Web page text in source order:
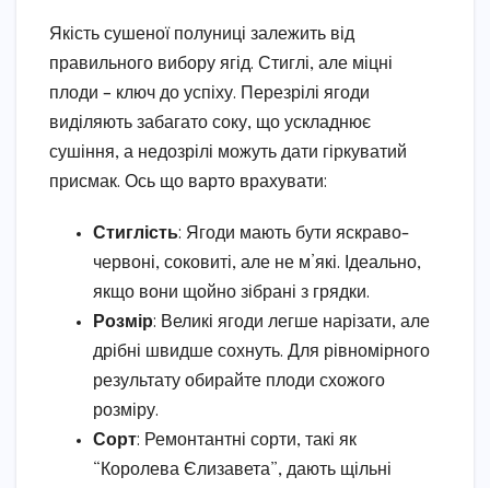
Якість сушеної полуниці залежить від
правильного вибору ягід. Стиглі, але міцні
плоди – ключ до успіху. Перезрілі ягоди
виділяють забагато соку, що ускладнює
сушіння, а недозрілі можуть дати гіркуватий
присмак. Ось що варто врахувати:
Стиглість: Ягоди мають бути яскраво-
червоні, соковиті, але не м’які. Ідеально,
якщо вони щойно зібрані з грядки.
Розмір: Великі ягоди легше нарізати, але
дрібні швидше сохнуть. Для рівномірного
результату обирайте плоди схожого
розміру.
Сорт: Ремонтантні сорти, такі як
“Королева Єлизавета”, дають щільні